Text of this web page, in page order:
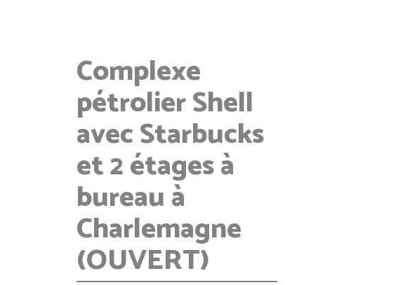
Complexe
pétrolier Shell
avec Starbucks
et 2 étages à
bureau à
Charlemagne
(OUVERT)